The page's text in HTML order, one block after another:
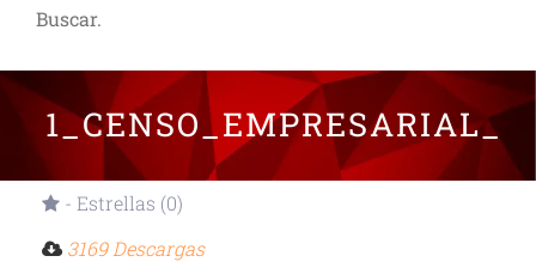
Buscar.
- Estrellas (0)
3169 Descargas